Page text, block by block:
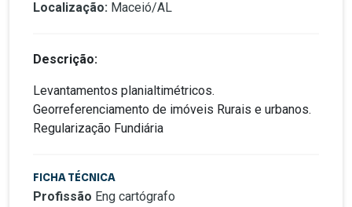
Localização: Maceió/AL
Descrição:
Levantamentos planialtimétricos.
Georreferenciamento de imóveis Rurais e urbanos.
Regularização Fundiária
FICHA TÉCNICA
Profissão Eng cartógrafo